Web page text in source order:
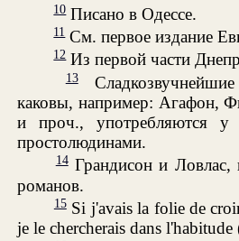
10Писано в Одессе.
11См. первое издание
12Из первой части
13
каковы, например: Агафон,
и проч., употребляются у
простолюдинами.
14Грандисон и Ловлас,
романов.
15Si j'avais la folie de
je le chercherais dans